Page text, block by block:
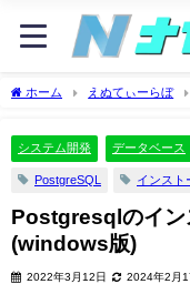
ホーム えぬてぃーらぼ
システム開発 データベース
PostgreSQL インスト
Postgresqlのイン
(windows版)
2022年3月12日 2024年2月